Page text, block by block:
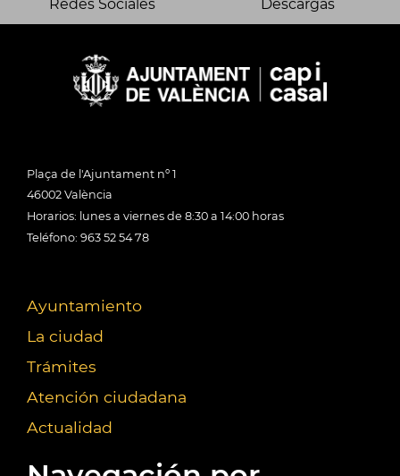
Redes Sociales Descargas
Plaça de l'Ajuntament nº 1
46002 València
Horarios: lunes a viernes de 8:30 a 14:00 horas
Teléfono: 963 52 54 78
Ayuntamiento
La ciudad
Trámites
Atención ciudadana
Actualidad